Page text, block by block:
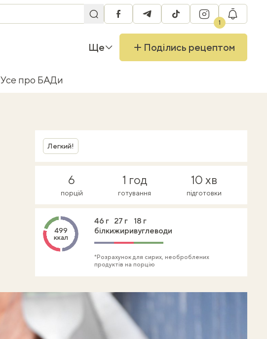
facebooktelegramtiktok instagram
1
Ще Поділись рецептом
Усе про БАДи
Легкий!
6
порцій
1 год
готування
10 хв
підготовки
499
ккал
46 г
білки
27 г
жири
18 г
вуглеводи
*Розрахунок для сирих, необроблених
продуктів на порцію